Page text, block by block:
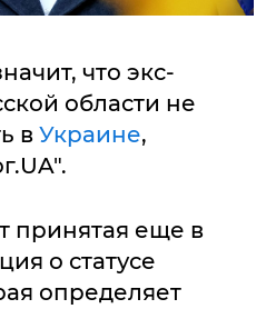
что экс-
области не
в Украине,
принятая еще в
о статусе
определяет